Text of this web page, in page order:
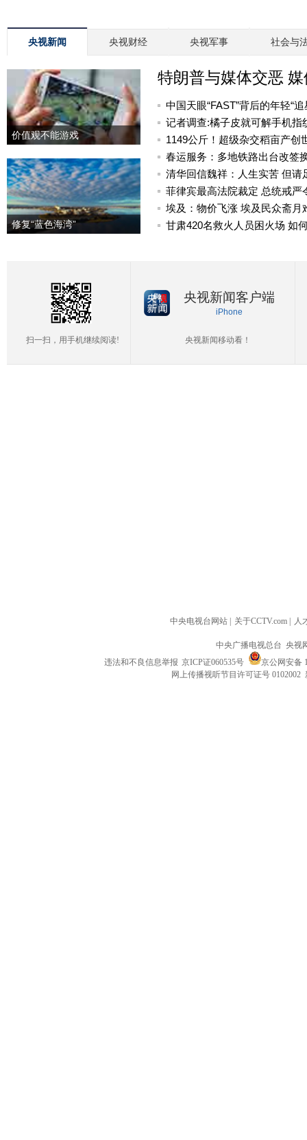
央视新闻 央视财经 央视军事 社会与
价值观不能游戏
修复“蓝色海湾”
特朗普与媒体交恶
中国天眼“FAST”背后的年轻“追
记者调查:橘子皮就可解手机指
1149公斤！超级杂交稻亩产创
春运服务：多地铁路出台改签
清华回信魏祥：人生实苦 但请
菲律宾最高法院裁定 总统戒严
埃及：物价飞涨 埃及民众斋月
甘肃420名救火人员困火场 如
扫一扫，用手机继续阅读!
央视新闻客户端
iPhone
央视新闻移动看！
中央电视台网站 关于CCTV.com 人
中央广播电视总台 央视
违法和不良信息举报 京ICP证060535号
京公网安备
网上传播视听节目许可证号 0102002